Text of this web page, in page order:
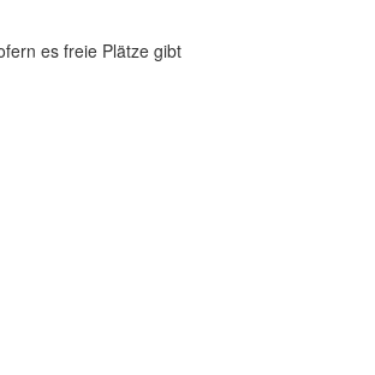
es freie Plätze gibt